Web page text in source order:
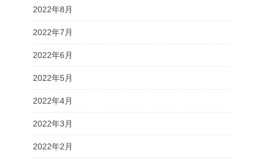
2022年8月
2022年7月
2022年6月
2022年5月
2022年4月
2022年3月
2022年2月